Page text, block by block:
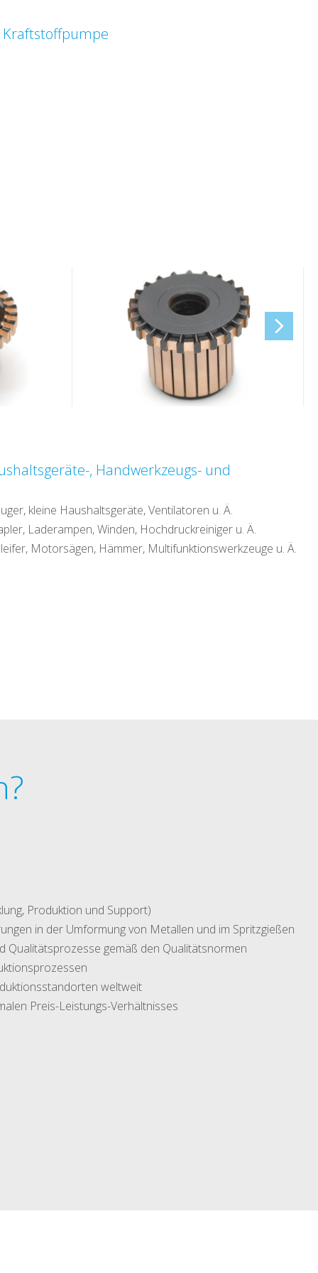
, Handwerkzeugs- und
kleine Haushaltsgeräte, Ventilatoren u. Ä.
Laderampen, Winden, Hochdruckreiniger u. Ä.
Motorsägen, Hämmer, Multifunktionswerkzeuge u. Ä.
Produktion und Support)
in der Umformung von Metallen und im Spritzgießen
Qualitätsprozesse gemäß den Qualitätsnormen
weltweit
Preis-Leistungs-Verhältnisses